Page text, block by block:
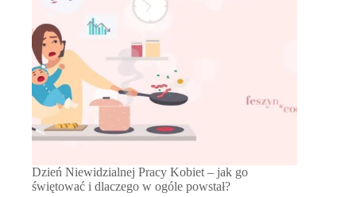
Dzień Niewidzialnej Pracy Kobiet – jak go
świętować i dlaczego w ogóle powstał?